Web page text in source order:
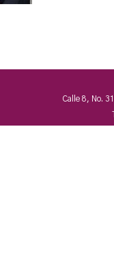
Calle 8, No.